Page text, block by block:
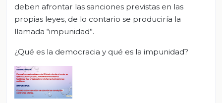
deben afrontar las sanciones previstas en las
propias leyes, de lo contario se produciría la
llamada “impunidad”.
¿Qué es la democracia y qué es la impunidad?